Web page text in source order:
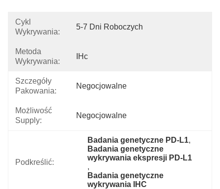
Cykl
Wykrywania:
5-7 Dni Roboczych
Metoda
Wykrywania:
IHc
Szczegóły
Pakowania:
Negocjowalne
Możliwość
Supply:
Negocjowalne
Podkreślić:
Badania genetyczne PD-L1,
Badania genetyczne
wykrywania ekspresji PD-L1
,
Badania genetyczne
wykrywania IHC